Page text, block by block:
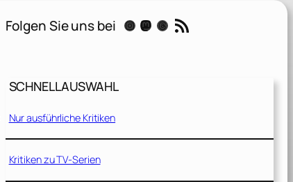
Folgen Sie uns bei Instagram Mastodon Threads RSS-Feed
SCHNELLAUSWAHL
Nur ausführliche Kritiken
Kritiken zu TV-Serien